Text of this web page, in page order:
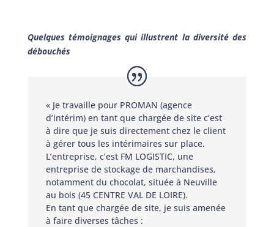
Quelques témoignages qui illustrent la diversité des
débouchés
« Je travaille pour PROMAN (agence
d’intérim) en tant que chargée de site c’est
à dire que je suis directement chez le client
à gérer tous les intérimaires sur place.
L’entreprise, c’est FM LOGISTIC, une
entreprise de stockage de marchandises,
notamment du chocolat, située à Neuville
au bois (45 CENTRE VAL DE LOIRE).
En tant que chargée de site, je suis amenée
à faire diverses tâches :